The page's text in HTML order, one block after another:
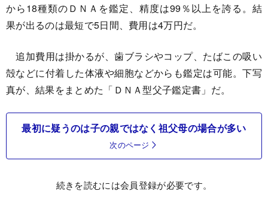
から18種類のＤＮＡを鑑定、精度は99％以上を誇る。結
果が出るのは最短で5日間、費用は4万円だ。
追加費用は掛かるが、歯ブラシやコップ、たばこの吸い
殻などに付着した体液や細胞などからも鑑定は可能。下写
真が、結果をまとめた「ＤＮＡ型父子鑑定書」だ。
最初に疑うのは子の親ではなく祖父母の場合が多い
次のページ
続きを読むには会員登録が必要です。